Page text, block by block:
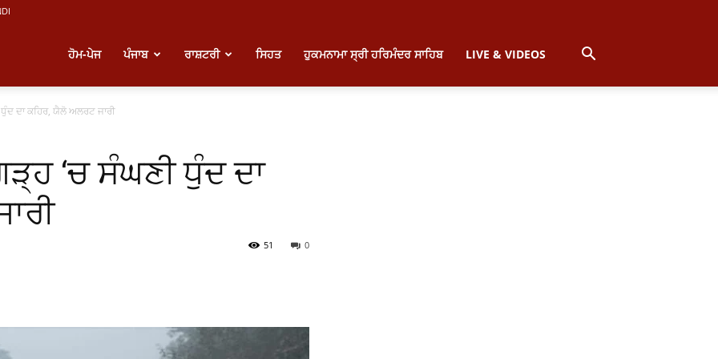
ਹੋਮ-ਪੇਜ ਪੰਜਾਬ ਰਾਸ਼ਟਰੀ ਸਿਹਤ ਹੁਕਮਨਾਮਾ ਸ੍ਰੀ ਹਰਿਮੰਦਰ ਸਾਹਿਬ LIVE & VIDEOS
ਦਾ ਕਹਿਰ, ਯੈਲੋ ਅਲਰਟ ਜਾਰੀ
‘ਚ ਸੰਘਣੀ ਧੁੰਦ ਦਾ
0
51